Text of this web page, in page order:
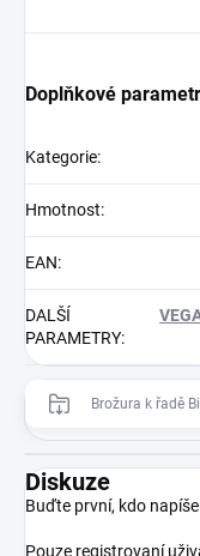
Doplňkové
Kategorie:
Hmotnost:
EAN:
DALŠÍ
PARAMETRY:
Brožura k řadě
Diskuze
Buďte první, kdo
Pouze registrovaní